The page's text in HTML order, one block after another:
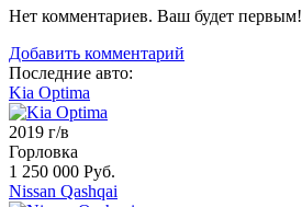
Нет комментариев. Ваш будет первым!
Добавить комментарий
Последние авто:
Kia Optima
2019 г/в
Горловка
1 250 000 Руб.
Nissan Qashqai